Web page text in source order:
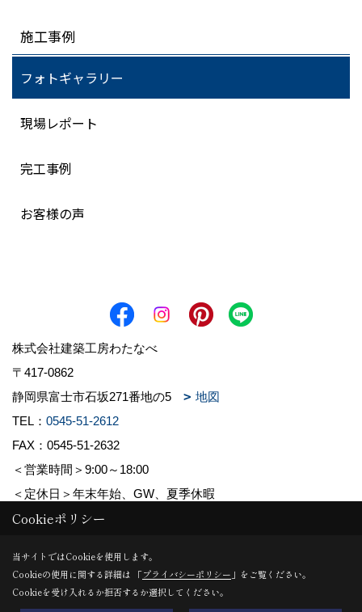
施工事例
フォトギャラリー
現場レポート
完工事例
お客様の声
株式会社建築工房わたなべ
〒417-0862
静岡県富士市石坂271番地の5
地図
TEL： 0545-51-2612
FAX：0545-51-2632
＜営業時間＞9:00～18:00
＜定休日＞年末年始、GW、夏季休暇
Copyright (c) 株式会社建築工房わたなべ. All Rights Reserved.
Produced byゴデスクリエイト
Cookieポリシー
当サイトではCookieを使用します。
Cookieの使用に関する詳細は 「プライバシーポリシー 」をご覧ください。
Cookieを受け入れるか拒否するか選択してください。